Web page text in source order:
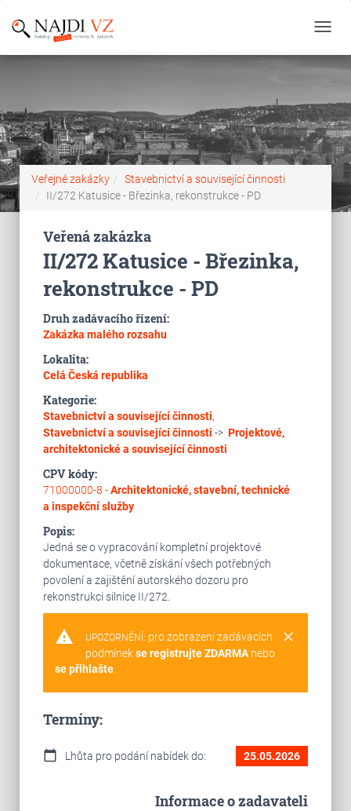
Veřejné zakázky
Stavebnictví a související činnosti
II/272 Katusice - Březinka, rekonstrukce - PD
Veřená zakázka
II/272 Katusice - Březinka,
rekonstrukce - PD
Druh zadávacího řízení:
Zakázka malého rozsahu
Lokalita:
Celá Česká republika
Kategorie:
Stavebnictví a související činnosti,
Stavebnictví a související činnosti -> Projektové,
architektonické a související činnosti
CPV kódy:
71000000-8 -Architektonické, stavební, technické
a inspekční služby
Popis:
Jedná se o vypracování kompletní projektové
dokumentace, včetně získání všech potřebných
povolení a zajištění autorského dozoru pro
rekonstrukci silnice II/272.
warning clear
UPOZORNĚNÍ: pro zobrazení zadávacích
podmínekse registrujte ZDARMAnebo
se přihlašte.
Termíny:
calendar_today Lhůta pro podání nabídek do: 25.05.2026
Informace o zadavateli